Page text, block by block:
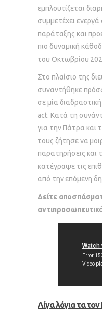
εμπλουτίζεται
συμμετέχει ενεργά
παράταξης και
πιο δυναμική
του Οκτωβρίου
Στο πλαίσιο της
συναντήθηκε
σε μία
act. Κατά τη
για την Πάτρα και
τους ζήτησε να
παρατηρήσεις και
κατέγραψε τις
από την επόμενη
Δείτε
Λίγα λόγια τα